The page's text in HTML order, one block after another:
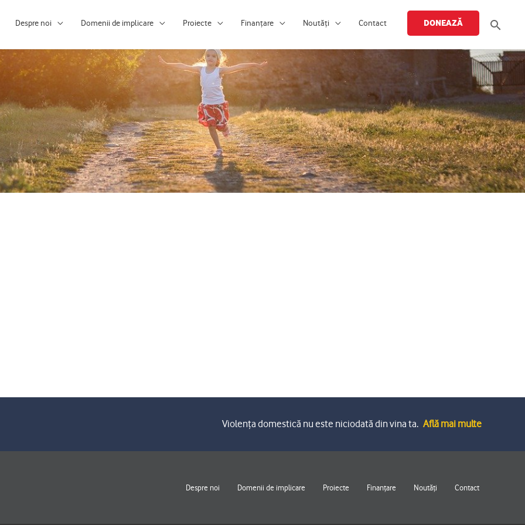
Despre noi Domenii de implicare Proiecte Finanțare Noutăți Contact DONEAZĂ
Violența domestică nu este niciodată din vina ta. Află mai multe
Despre noi Domenii de implicare Proiecte Finanțare Noutăți Contact